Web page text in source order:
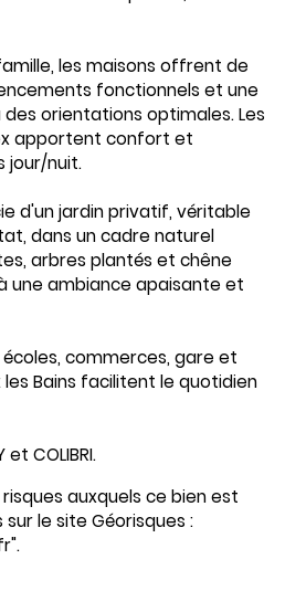
les maisons offrent de
fonctionnels et une
orientations optimales. Les
apportent confort et
jour/nuit.
d'un jardin privatif, véritable
dans un cadre naturel
arbres plantés et chêne
une ambiance apaisante et
commerces, gare et
Bains facilitent le quotidien
COLIBRI.
auxquels ce bien est
le site Géorisques :